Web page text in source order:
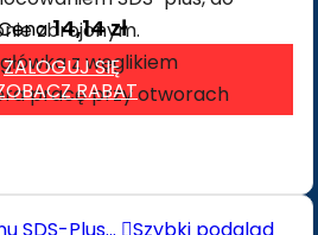
zbrojonym.
z węglikiem
pracę przy otworach
14,14 zł
ZALOGUJ SIĘ
RABAT